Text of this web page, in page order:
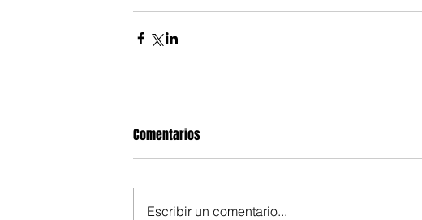
Comentarios
Escribir un comentario...